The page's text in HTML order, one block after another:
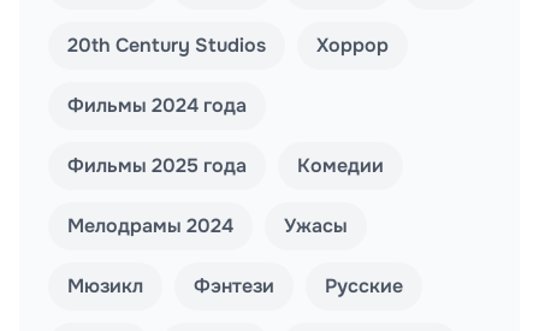
20th Century Studios Хоррор
Фильмы 2024 года
Фильмы 2025 года Комедии
Мелодрамы 2024 Ужасы
Мюзикл Фэнтези Русские